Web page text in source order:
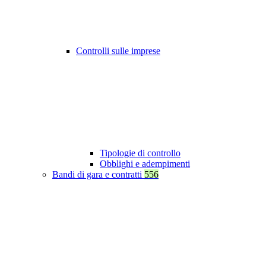
Controlli sulle imprese
Tipologie di controllo
Obblighi e adempimenti
Bandi di gara e contratti 556